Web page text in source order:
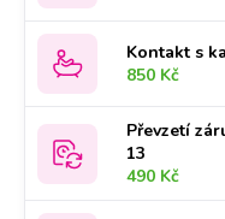
Kontakt s
850 Kč
Převzetí
13
490 Kč